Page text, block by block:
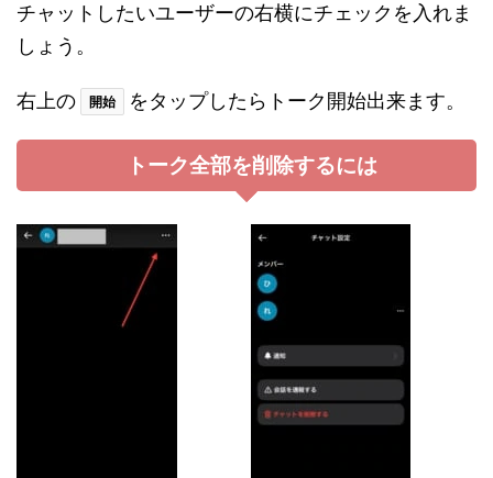
チャットしたいユーザーの右横にチェックを入れま
しょう。
右上の 開始 をタップしたらトーク開始出来ます。
トーク全部を削除するには